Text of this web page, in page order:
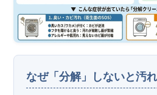
なぜ「分解」しないと汚